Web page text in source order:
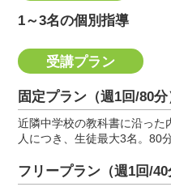
1～3名の個別指導
受講プラン
固定プラン（週1回/80分
近隣中学校の教科書に沿った
人につき、生徒最大3名。80
フリープラン（週1回/40